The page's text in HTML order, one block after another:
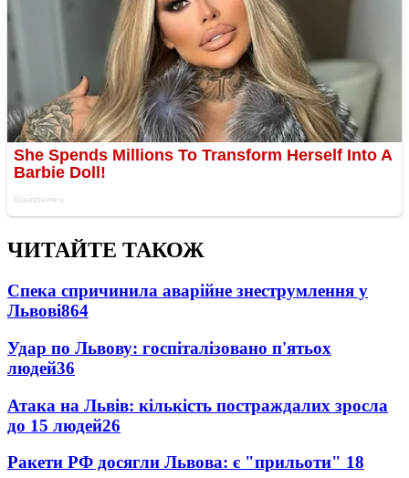
ЧИТАЙТЕ ТАКОЖ
Спека спричинила аварійне знеструмлення у
Львові864
Удар по Львову: госпіталізовано п'ятьох
людей36
Атака на Львів: кількість постраждалих зросла
до 15 людей26
Ракети РФ досягли Львова: є "прильоти" 18